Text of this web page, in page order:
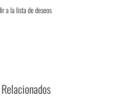
a la lista de deseos